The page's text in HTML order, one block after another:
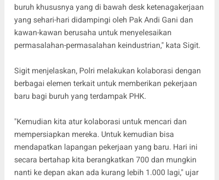
buruh khususnya yang di bawah desk ketenagakerjaan
yang sehari-hari didampingi oleh Pak Andi Gani dan
kawan-kawan berusaha untuk menyelesaikan
permasalahan-permasalahan keindustrian," kata Sigit.
Sigit menjelaskan, Polri melakukan kolaborasi dengan
berbagai elemen terkait untuk memberikan pekerjaan
baru bagi buruh yang terdampak PHK.
"Kemudian kita atur kolaborasi untuk mencari dan
mempersiapkan mereka. Untuk kemudian bisa
mendapatkan lapangan pekerjaan yang baru. Hari ini
secara bertahap kita berangkatkan 700 dan mungkin
nanti ke depan akan ada kurang lebih 1.000 lagi," ujar